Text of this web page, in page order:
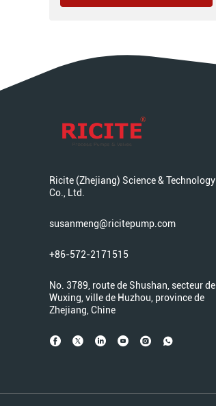
Ricite (Zhejiang) Science & Technology
Co., Ltd.
susanmeng@ricitepump.com
+86-572-2171515
No. 3789, route de Shushan, secteur de
Wuxing, ville de Huzhou, province de
Zhejiang, Chine